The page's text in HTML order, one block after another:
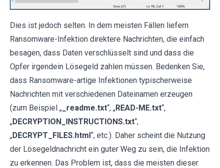
Dies ist jedoch selten. In dem meisten Fällen liefern
Ransomware-Infektion direktere Nachrichten, die einfach
besagen, dass Daten verschlüsselt sind und dass die
Opfer irgendein Lösegeld zahlen müssen. Bedenken Sie,
dass Ransomware-artige Infektionen typischerweise
Nachrichten mit verschiedenen Dateinamen erzeugen
(zum Beispiel „ _readme.txt“, „READ-ME.txt“,
„DECRYPTION_INSTRUCTIONS.txt“,
„DECRYPT_FILES.html“, etc.). Daher scheint die Nutzung
der Lösegeldnachricht ein guter Weg zu sein, die Infektion
zu erkennen. Das Problem ist, dass die meisten dieser